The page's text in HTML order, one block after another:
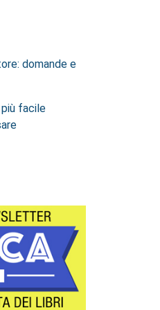
domande e
più facile